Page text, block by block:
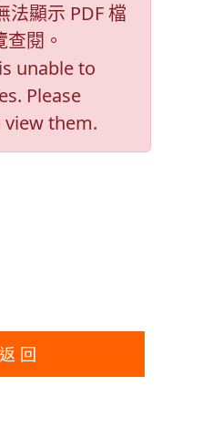
法顯示 PDF 檔
閱。
unable to
Please
them.
返 回